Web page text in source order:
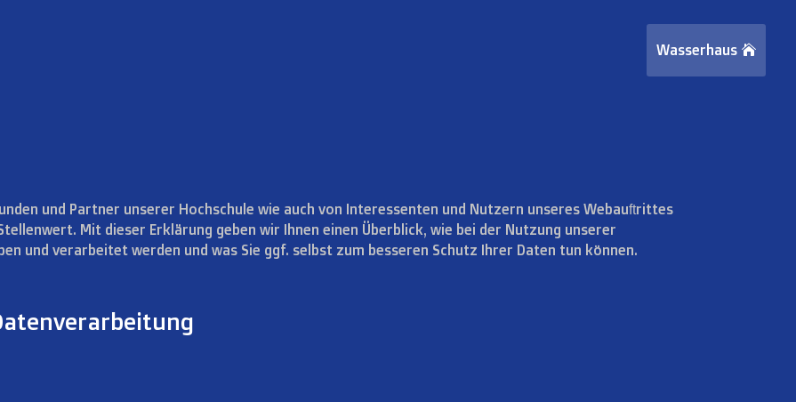
Wasserhaus
und Partner unserer Hochschule wie auch von Interessenten und Nutzern unseres Webauftrittes
Mit dieser Erklärung geben wir Ihnen einen Überblick, wie bei der Nutzung unserer
und verarbeitet werden und was Sie ggf. selbst zum besseren Schutz Ihrer Daten tun können.